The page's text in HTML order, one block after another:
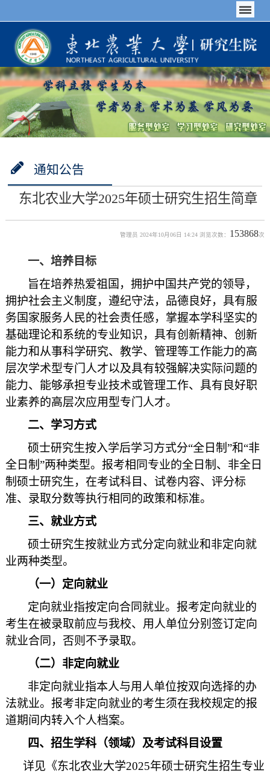
通知公告
东北农业大学2025年硕士研究生招生简章
管理员 2024年10月06日 14:24 浏览次数： 153868次
一、培养目标
旨在培养热爱祖国，拥护中国共产党的领导，
拥护社会主义制度，遵纪守法，品德良好，具有服
务国家服务人民的社会责任感，掌握本学科坚实的
基础理论和系统的专业知识，具有创新精神、创新
能力和从事科学研究、教学、管理等工作能力的高
层次学术型专门人才以及具有较强解决实际问题的
能力、能够承担专业技术或管理工作、具有良好职
业素养的高层次应用型专门人才。
二、学习方式
硕士研究生按入学后学习方式分“全日制”和“非
全日制”两种类型。报考相同专业的全日制、非全日
制硕士研究生，在考试科目、试卷内容、评分标
准、录取分数等执行相同的政策和标准。
三、就业方式
硕士研究生按就业方式分定向就业和非定向就
业两种类型。
（一）定向就业
定向就业指按定向合同就业。报考定向就业的
考生在被录取前应与我校、用人单位分别签订定向
就业合同，否则不予录取。
（二）非定向就业
非定向就业指本人与用人单位按双向选择的办
法就业。报考非定向就业的考生须在我校规定的报
道期间内转入个人档案。
四、招生学科（领域）及考试科目设置
详见《东北农业大学2025年硕士研究生招生专业